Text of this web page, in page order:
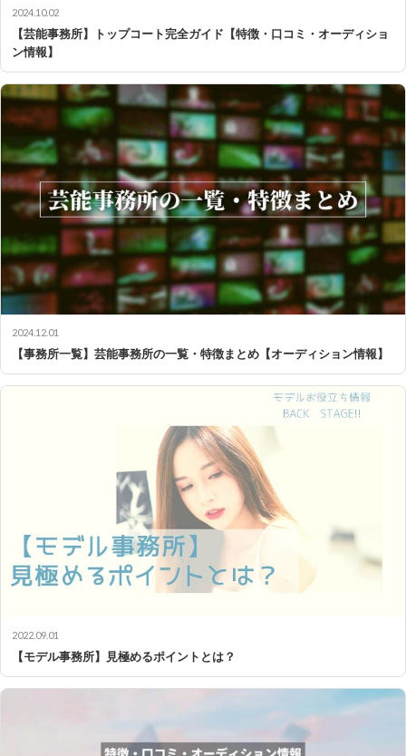
2024.10.02
【芸能事務所】トップコート完全ガイド【特徴・口コミ・オーディショ
ン情報】
2024.12.01
【事務所一覧】芸能事務所の一覧・特徴まとめ【オーディション情報】
2022.09.01
【モデル事務所】見極めるポイントとは？